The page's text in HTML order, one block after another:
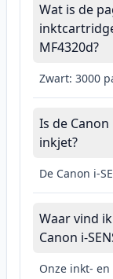
Wat is de
MF4320d?
Zwart: 3000
Is de Canon
inkjet?
De Canon i-
Waar vind
Canon i-
Onze inkt-